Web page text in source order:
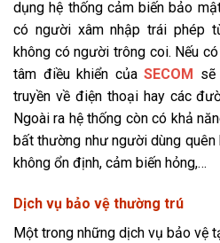
dụng hệ thống cảm biến bảo
có người xâm nhập trái phép
không có người trông coi. Nếu
tâm điều khiển củaSECOM
truyền về điện thoại hay các
Ngoài ra hệ thống còn có khả
bất thường như người dùng
không ổn định, cảm biến hỏng,…
Dịch vụ bảo vệ thường trú
Một trong những dịch vụ bảo vệ